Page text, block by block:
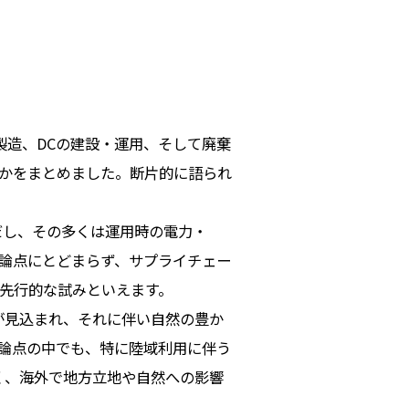
、DCの建設・運用、そして廃棄
をまとめました。断片的に語られ
、その多くは運用時の電力・
点にとどまらず、サプライチェー
的な試みといえます。
込まれ、それに伴い自然の豊か
点の中でも、特に陸域利用に伴う
海外で地方立地や自然への影響